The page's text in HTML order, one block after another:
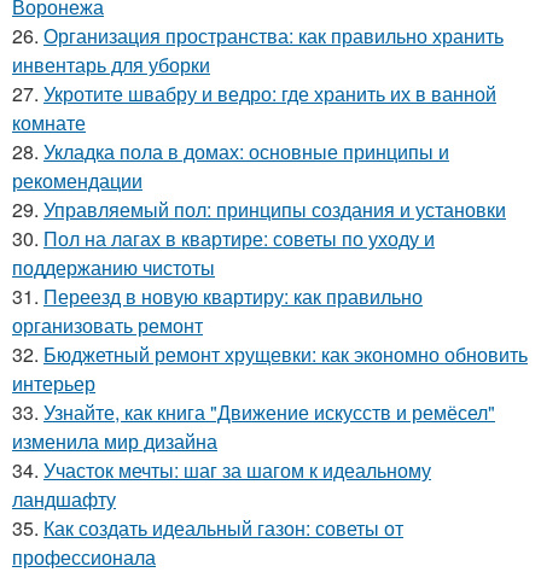
Воронежа
26. Организация пространства: как правильно хранить
инвентарь для уборки
27. Укротите швабру и ведро: где хранить их в ванной
комнате
28. Укладка пола в домах: основные принципы и
рекомендации
29. Управляемый пол: принципы создания и установки
30. Пол на лагах в квартире: советы по уходу и
поддержанию чистоты
31. Переезд в новую квартиру: как правильно
организовать ремонт
32. Бюджетный ремонт хрущевки: как экономно обновить
интерьер
33. Узнайте, как книга "Движение искусств и ремёсел"
изменила мир дизайна
34. Участок мечты: шаг за шагом к идеальному
ландшафту
35. Как создать идеальный газон: советы от
профессионала